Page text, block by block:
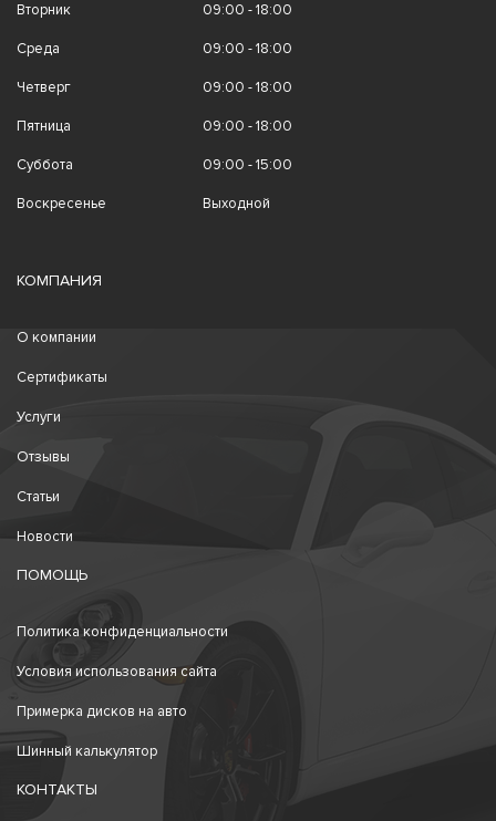
Вторник 09:00 - 18:00
Среда 09:00 - 18:00
Четверг 09:00 - 18:00
Пятница 09:00 - 18:00
Суббота 09:00 - 15:00
Воскресенье Выходной
КОМПАНИЯ
О компании
Сертификаты
Услуги
Отзывы
Статьи
Новости
ПОМОЩЬ
Политика конфиденциальности
Условия использования сайта
Примерка дисков на авто
Шинный калькулятор
КОНТАКТЫ